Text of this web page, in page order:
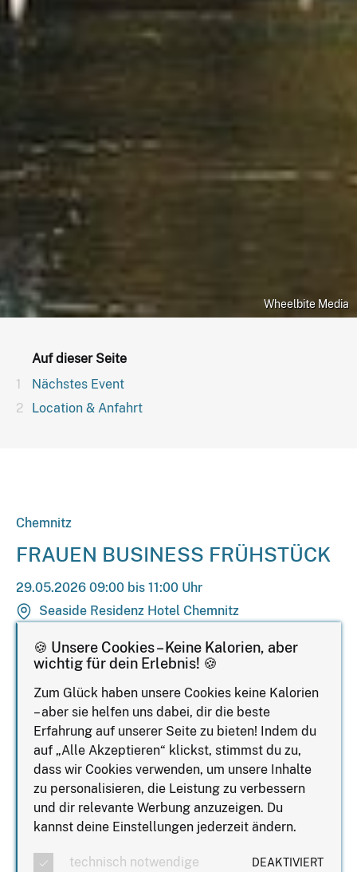
Wheelbite Media
Auf dieser Seite
Nächstes Event
Location & Anfahrt
Chemnitz
FRAUEN BUSINESS FRÜHSTÜCK
29.05.2026 09:00 bis 11:00 Uhr
Seaside Residenz Hotel Chemnitz
In Chemnitz findet einmal pro Monat das Frauen
Business Frühstück statt – ein inspirierendes Format
Vernetzung in entspannter, persönlicher Atmosphäre
abseits des klassischen Business-Alltags.
Das Treffen richtet sich an Frauen aus Chemnitz und
Umgebung, die sich mit Gleichgesinnten vernetzen,
neue Perspektiven gewinnen, voneinander lernen und
ihre Erfahrungen, Ideen sowie Herausforderungen
offen teilen möchten.
Das Frauen Business Frühstück bietet bewusst Raum
🍪 Unsere Cookies – Keine Kalorien, aber
wichtig für dein Erlebnis! 🍪
Zum Glück haben unsere Cookies keine Kalorien
– aber sie helfen uns dabei, dir die beste
Erfahrung auf unserer Seite zu bieten! Indem du
auf „Alle Akzeptieren“ klickst, stimmst du zu,
dass wir Cookies verwenden, um unsere Inhalte
zu personalisieren, die Leistung zu verbessern
und dir relevante Werbung anzuzeigen. Du
kannst deine Einstellungen jederzeit ändern.
technisch notwendige DEAKTIVIERT